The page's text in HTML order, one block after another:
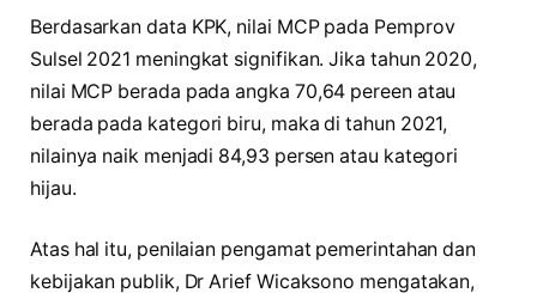
Berdasarkan data KPK, nilai MCP pada Pemprov
Sulsel 2021 meningkat signifikan. Jika tahun 2020,
nilai MCP berada pada angka 70,64 pereen atau
berada pada kategori biru, maka di tahun 2021,
nilainya naik menjadi 84,93 persen atau kategori
hijau.
Atas hal itu, penilaian pengamat pemerintahan dan
kebijakan publik, Dr Arief Wicaksono mengatakan,